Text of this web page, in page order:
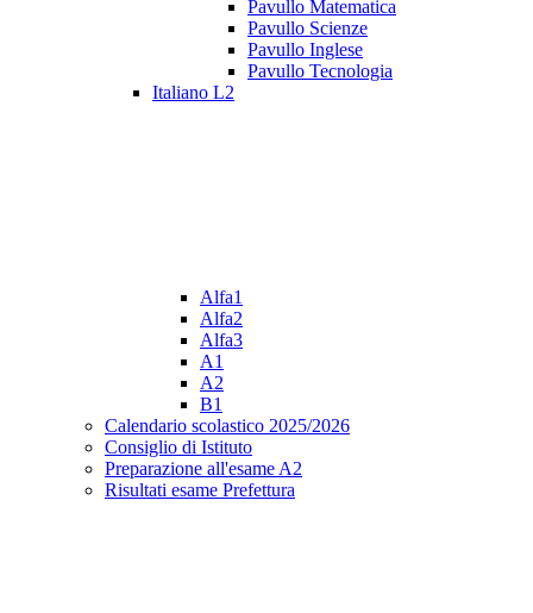
Pavullo Matematica
Pavullo Scienze
Pavullo Inglese
Pavullo Tecnologia
Italiano L2
Alfa1
Alfa2
Alfa3
A1
A2
B1
Calendario scolastico 2025/2026
Consiglio di Istituto
Preparazione all'esame A2
Risultati esame Prefettura